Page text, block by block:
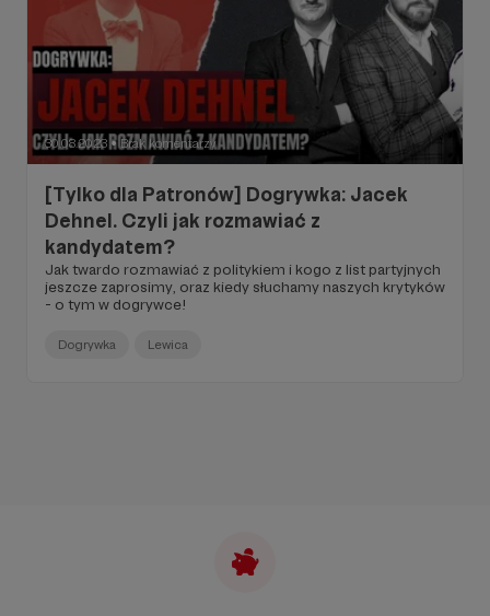
30.08.2023 ● Brak komentarzy
[Tylko dla Patronów] Dogrywka: Jacek
Dehnel. Czyli jak rozmawiać z
kandydatem?
Jak twardo rozmawiać z politykiem i kogo z list partyjnych
jeszcze zaprosimy, oraz kiedy słuchamy naszych krytyków
- o tym w dogrywce!
Dogrywka Lewica